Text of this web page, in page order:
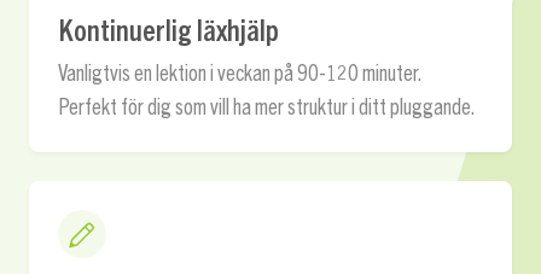
Kontinuerlig läxhjälp
Vanligtvis en lektion i veckan på 90-120 minuter.
Perfekt för dig som vill ha mer struktur i ditt pluggande.